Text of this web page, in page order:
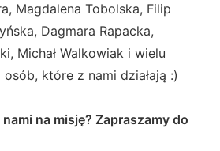
Magdalena Tobolska, Filip
Dagmara Rapacka,
Michał Walkowiak i wielu
które z nami działają :)
na misję? Zapraszamy do